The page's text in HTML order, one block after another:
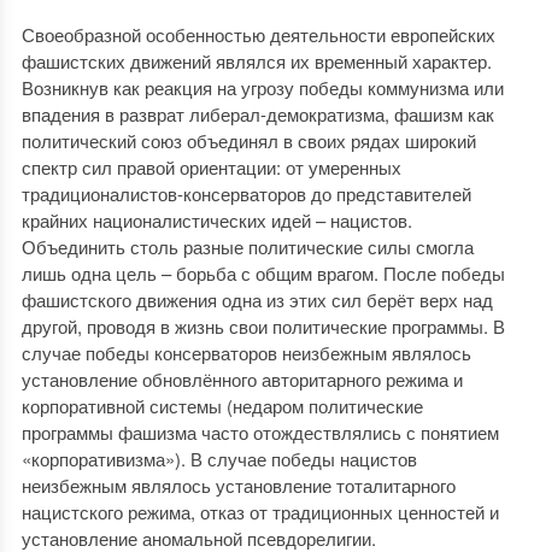
Своеобразной особенностью деятельности европейских
фашистских движений являлся их временный характер.
Возникнув как реакция на угрозу победы коммунизма или
впадения в разврат либерал-демократизма, фашизм как
политический союз объединял в своих рядах широкий
спектр сил правой ориентации: от умеренных
традиционалистов-консерваторов до представителей
крайних националистических идей – нацистов.
Объединить столь разные политические силы смогла
лишь одна цель – борьба с общим врагом. После победы
фашистского движения одна из этих сил берёт верх над
другой, проводя в жизнь свои политические программы. В
случае победы консерваторов неизбежным являлось
установление обновлённого авторитарного режима и
корпоративной системы (недаром политические
программы фашизма часто отождествлялись с понятием
«корпоративизма»). В случае победы нацистов
неизбежным являлось установление тоталитарного
нацистского режима, отказ от традиционных ценностей и
установление аномальной псевдорелигии.